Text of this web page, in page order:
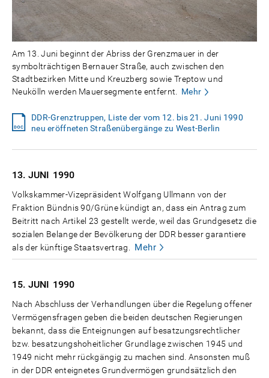
Am 13. Juni beginnt der Abriss der Grenzmauer in der
symbolträchtigen Bernauer Straße, auch zwischen den
Stadtbezirken Mitte und Kreuzberg sowie Treptow und
Neukölln werden Mauersegmente entfernt. Mehr
DDR-Grenztruppen, Liste der vom 12. bis 21. Juni 1990
neu eröffneten Straßenübergänge zu West-Berlin
13. JUNI 1990
Volkskammer-Vizepräsident Wolfgang Ullmann von der
Fraktion Bündnis 90/Grüne kündigt an, dass ein Antrag zum
Beitritt nach Artikel 23 gestellt werde, weil das Grundgesetz die
sozialen Belange der Bevölkerung der DDR besser garantiere
als der künftige Staatsvertrag.
Mehr
15. JUNI 1990
Nach Abschluss der Verhandlungen über die Regelung offener
Vermögensfragen geben die beiden deutschen Regierungen
bekannt, dass die Enteignungen auf besatzungsrechtlicher
bzw. besatzungshoheitlicher Grundlage zwischen 1945 und
1949 nicht mehr rückgängig zu machen sind. Ansonsten muß
in der DDR enteignetes Grundvermögen grundsätzlich den